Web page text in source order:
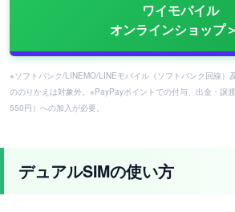
ワイモバイル
オンラインショップ＞
※ソフトバンク/LINEMO/LINEモバイル（ソフトバンク回線）
ののりかえは対象外。※PayPayポイントでの付与、出金・譲
550円）への加入が必要。
デュアルSIMの使い方